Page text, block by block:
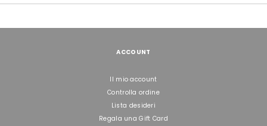
ACCOUNT
Il mio account
Controlla ordine
Lista desideri
Regala una Gift Card